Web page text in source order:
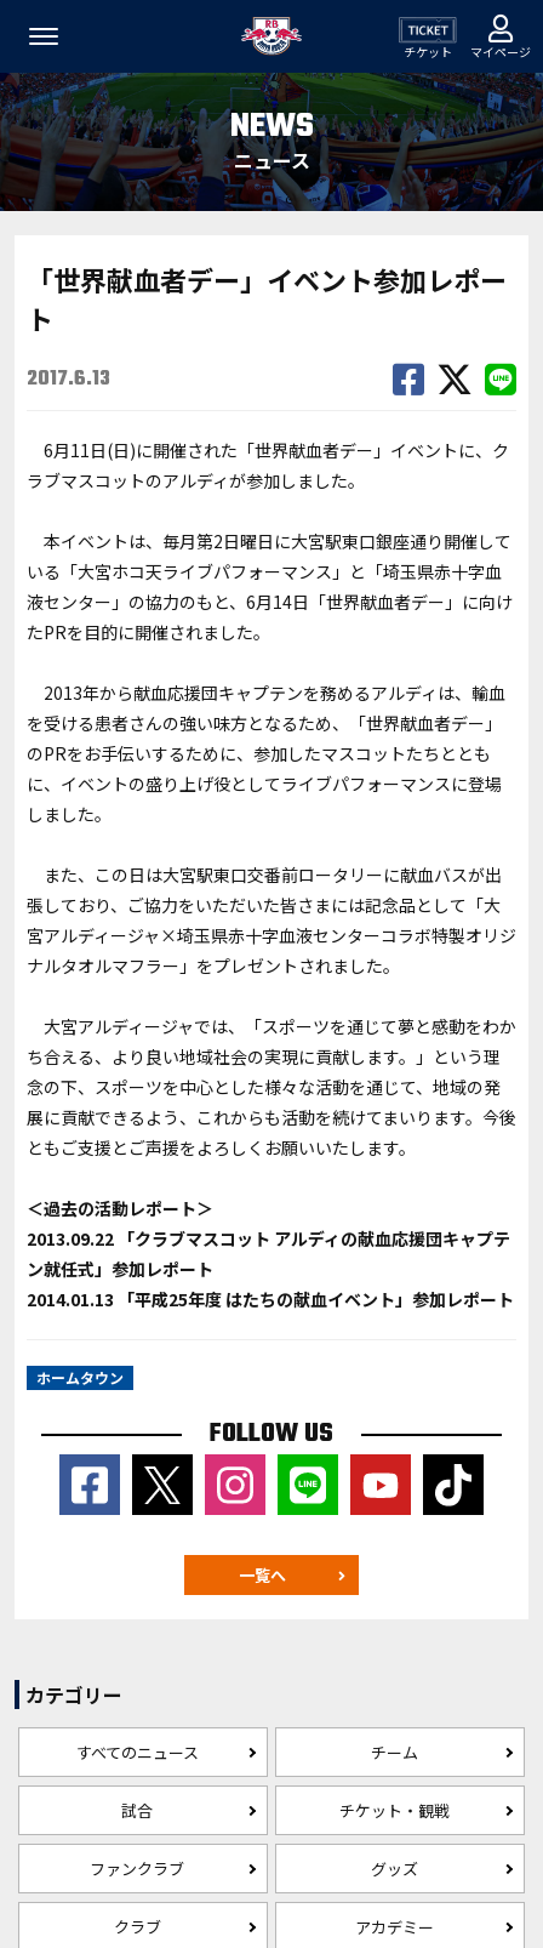
チケット マイページ
NEWS
ニュース
「世界献血者デー」イベント参加レポー
ト
2017.6.13
6月11日(日)に開催された「世界献血者デー」イベントに、ク
ラブマスコットのアルディが参加しました。
本イベントは、毎月第2日曜日に大宮駅東口銀座通り開催して
いる「大宮ホコ天ライブパフォーマンス」と「埼玉県赤十字血
液センター」の協力のもと、6月14日「世界献血者デー」に向け
たPRを目的に開催されました。
2013年から献血応援団キャプテンを務めるアルディは、輸血
を受ける患者さんの強い味方となるため、「世界献血者デー」
のPRをお手伝いするために、参加したマスコットたちととも
に、イベントの盛り上げ役としてライブパフォーマンスに登場
しました。
また、この日は大宮駅東口交番前ロータリーに献血バスが出
張しており、ご協力をいただいた皆さまには記念品として「大
宮アルディージャ×埼玉県赤十字血液センターコラボ特製オリジ
ナルタオルマフラー」をプレゼントされました。
大宮アルディージャでは、「スポーツを通じて夢と感動をわか
ち合える、より良い地域社会の実現に貢献します。」という理
念の下、スポーツを中心とした様々な活動を通じて、地域の発
展に貢献できるよう、これからも活動を続けてまいります。今後
ともご支援とご声援をよろしくお願いいたします。
＜過去の活動レポート＞
2013.09.22 「クラブマスコット アルディの献血応援団キャプテ
ン就任式」参加レポート
2014.01.13 「平成25年度 はたちの献血イベント」参加レポート
ホームタウン
FOLLOW US
一覧へ
カテゴリー
すべてのニュース チーム
試合 チケット・観戦
ファンクラブ グッズ
クラブ アカデミー